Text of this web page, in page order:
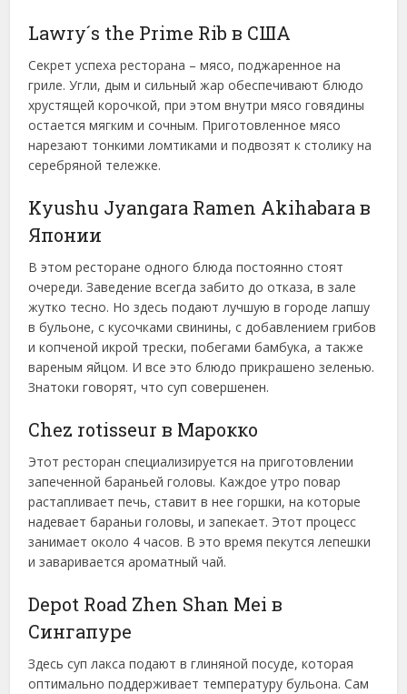
Lawry´s the Prime Rib в США
Секрет успеха ресторана – мясо, поджаренное на
гриле. Угли, дым и сильный жар обеспечивают блюдо
хрустящей корочкой, при этом внутри мясо говядины
остается мягким и сочным. Приготовленное мясо
нарезают тонкими ломтиками и подвозят к столику на
серебряной тележке.
Kyushu Jyangara Ramen Akihabara в
Японии
В этом ресторане одного блюда постоянно стоят
очереди. Заведение всегда забито до отказа, в зале
жутко тесно. Но здесь подают лучшую в городе лапшу
в бульоне, с кусочками свинины, с добавлением грибов
и копченой икрой трески, побегами бамбука, а также
вареным яйцом. И все это блюдо прикрашено зеленью.
Знатоки говорят, что суп совершенен.
Сhez rotisseur в Марокко
Этот ресторан специализируется на приготовлении
запеченной бараньей головы. Каждое утро повар
растапливает печь, ставит в нее горшки, на которые
надевает бараньи головы, и запекает. Этот процесс
занимает около 4 часов. В это время пекутся лепешки
и заваривается ароматный чай.
Depot Road Zhen Shan Mei в
Сингапуре
Здесь суп лакса подают в глиняной посуде, которая
оптимально поддерживает температуру бульона. Сам